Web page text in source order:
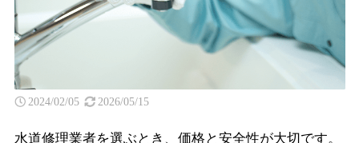
2024/02/05 2026/05/15
水道修理業者を選ぶとき、価格と安全性が大切です。